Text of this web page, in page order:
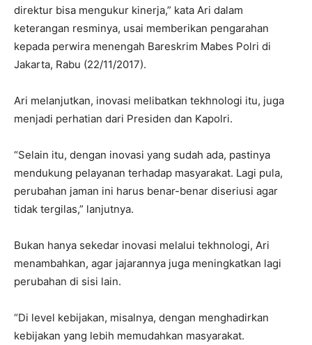
direktur bisa mengukur kinerja,” kata Ari dalam
keterangan resminya, usai memberikan pengarahan
kepada perwira menengah Bareskrim Mabes Polri di
Jakarta, Rabu (22/11/2017).
Ari melanjutkan, inovasi melibatkan tekhnologi itu, juga
menjadi perhatian dari Presiden dan Kapolri.
“Selain itu, dengan inovasi yang sudah ada, pastinya
mendukung pelayanan terhadap masyarakat. Lagi pula,
perubahan jaman ini harus benar-benar diseriusi agar
tidak tergilas,” lanjutnya.
Bukan hanya sekedar inovasi melalui tekhnologi, Ari
menambahkan, agar jajarannya juga meningkatkan lagi
perubahan di sisi lain.
“Di level kebijakan, misalnya, dengan menghadirkan
kebijakan yang lebih memudahkan masyarakat.